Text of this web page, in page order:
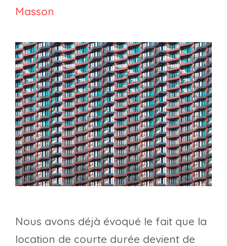
Masson
Nous avons déjà évoqué le fait que la
location de courte durée devient de